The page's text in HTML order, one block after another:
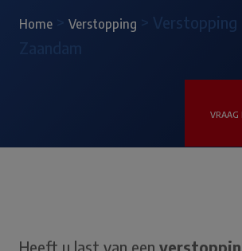
Home Verstopping > Verstopping
VRAAG
Heeft u last van een